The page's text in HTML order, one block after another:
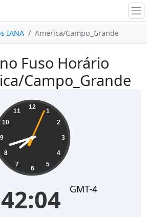
IANA America/Campo_Grande
Fuso Horário
Campo_Grande
12
1
2
3
4
5
6
7
8
9
10
11
GMT-4